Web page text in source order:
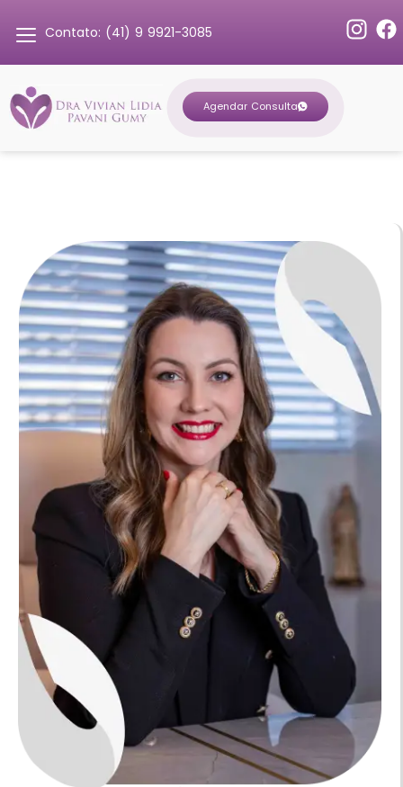
Contato: (41) 9 9921-3085
Agendar Consulta